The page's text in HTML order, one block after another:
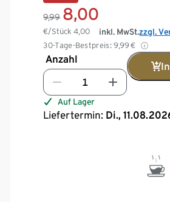
9,99 8,00
€/Stück4,00
30-Tage-Bestpreis: 9,99€
inkl. MwSt.zzgl.
Anzahl
Auf Lager
Liefertermin: Di.,